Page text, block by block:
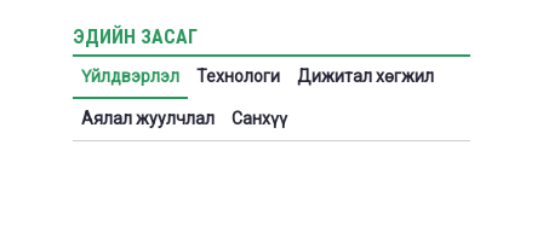
ЭДИЙН ЗАСАГ
Үйлдвэрлэл Технологи Дижитал хөгжил
Аялал жуулчлал Санхүү